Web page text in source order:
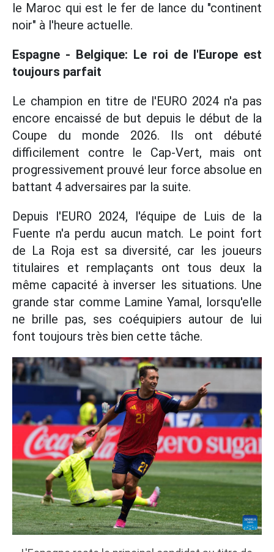
le Maroc qui est le fer de lance du "continent
noir" à l'heure actuelle.
Espagne - Belgique: Le roi de l'Europe est
toujours parfait
Le champion en titre de l'EURO 2024 n'a pas
encore encaissé de but depuis le début de la
Coupe du monde 2026. Ils ont débuté
difficilement contre le Cap-Vert, mais ont
progressivement prouvé leur force absolue en
battant 4 adversaires par la suite.
Depuis l'EURO 2024, l'équipe de Luis de la
Fuente n'a perdu aucun match. Le point fort
de La Roja est sa diversité, car les joueurs
titulaires et remplaçants ont tous deux la
même capacité à inverser les situations. Une
grande star comme Lamine Yamal, lorsqu'elle
ne brille pas, ses coéquipiers autour de lui
font toujours très bien cette tâche.